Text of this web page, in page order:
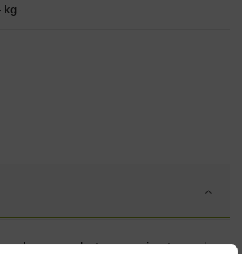
kg
wykonane z elastycznego i wytrzymałego